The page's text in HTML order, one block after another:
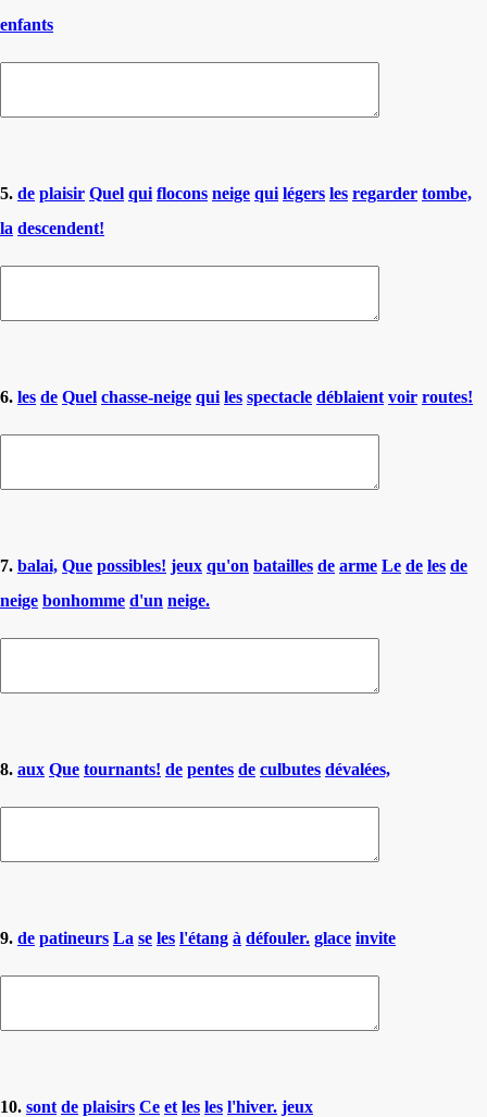
enfants
5. de plaisir Quel qui flocons neige qui légers les regarder tombe,
la descendent!
6. les de Quel chasse-neige qui les spectacle déblaient voir routes!
7. balai, Que possibles! jeux qu'on batailles de arme Le de les de
neige bonhomme d'un neige.
8. aux Que tournants! de pentes de culbutes dévalées,
9. de patineurs La se les l'étang à défouler. glace invite
10. sont de plaisirs Ce et les les l'hiver. jeux